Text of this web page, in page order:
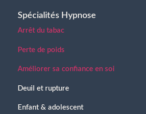
Spécialités Hypnose
Arrêt du tabac
Perte de poids
Améliorer sa confiance en soi
Deuil et rupture
Enfant & adolescent